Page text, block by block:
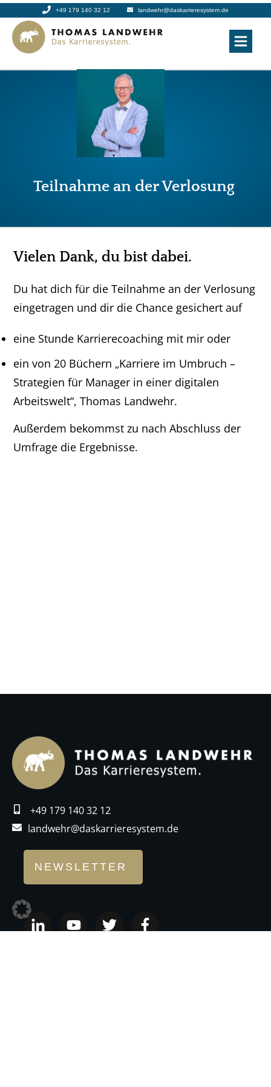
+49 179 140 32 12 landwehr@daskarrieresystem.de
Teilnahme an der Verlosung
Vielen Dank, du bist dabei.
Du hat dich für die Teilnahme an der Verlosung
eingetragen und dir die Chance gesichert auf
eine Stunde Karrierecoaching mit mir oder
ein von 20 Büchern „Karriere im Umbruch –
Strategien für Manager in einer digitalen
Arbeitswelt“, Thomas Landwehr.
Außerdem bekommst zu nach Abschluss der
Umfrage die Ergebnisse.
+49 179 140 32 12
landwehr@daskarrieresystem.de
NEWSLETTER